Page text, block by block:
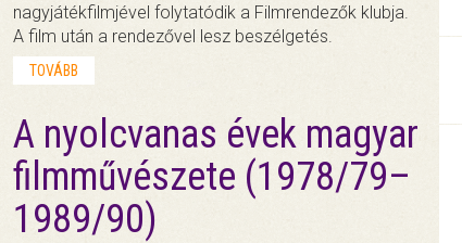
nagyjátékfilmjével folytatódik a Filmrendezők klubja.
A film után a rendezővel lesz beszélgetés.
TOVÁBB
A nyolcvanas évek magyar
filmművészete (1978/79–
1989/90)